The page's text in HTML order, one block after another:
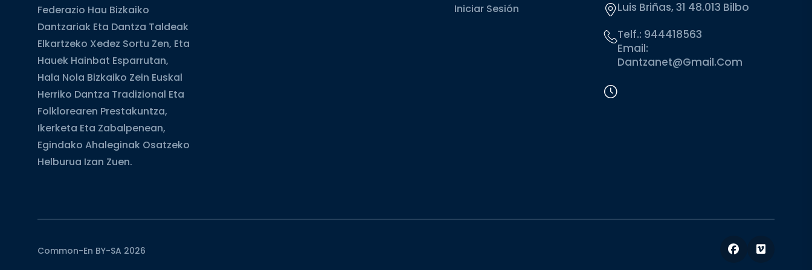
Federazio Hau Bizkaiko
Dantzariak Eta Dantza Taldeak
Elkartzeko Xedez Sortu Zen, Eta
Hauek Hainbat Esparrutan,
Hala Nola Bizkaiko Zein Euskal
Herriko Dantza Tradizional Eta
Folklorearen Prestakuntza,
Ikerketa Eta Zabalpenean,
Egindako Ahaleginak Osatzeko
Helburua Izan Zuen.
Iniciar Sesión
Luis Briñas, 31 48.013 Bilbo
Telf.: 944418563
Email:
Dantzanet@gmail.com
Common-En BY-SA 2026 Facebook
Vimeo